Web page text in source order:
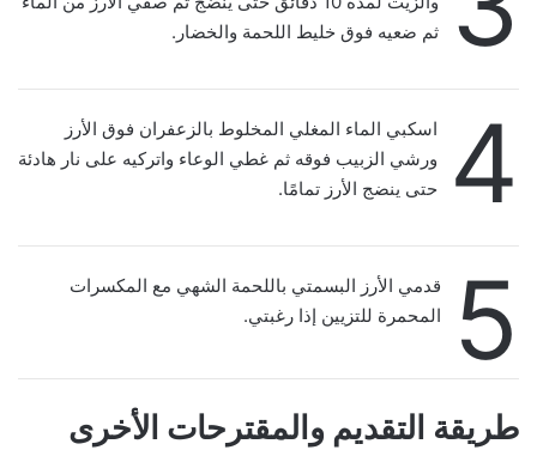
ثم ضعيه فوق خليط اللحمة والخضار.
4
اسكبي الماء المغلي المخلوط بالزعفران فوق الأرز
ورشي الزبيب فوقه ثم غطي الوعاء واتركيه على نار هادئة
حتى ينضج الأرز تمامًا.
5
قدمي الأرز البسمتي باللحمة الشهي مع المكسرات
المحمرة للتزيين إذا رغبتي.
طريقة التقديم والمقترحات الأخرى